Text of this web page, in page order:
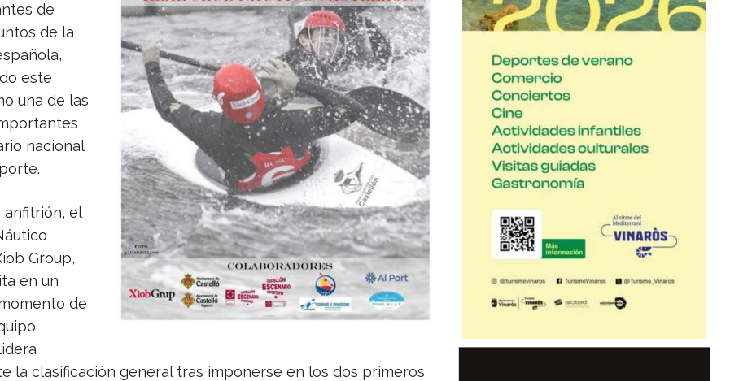
de
de la
este
una de las
nacional
anfitrión, el
Group,
en un
de
la clasificación general tras imponerse en los dos primeros